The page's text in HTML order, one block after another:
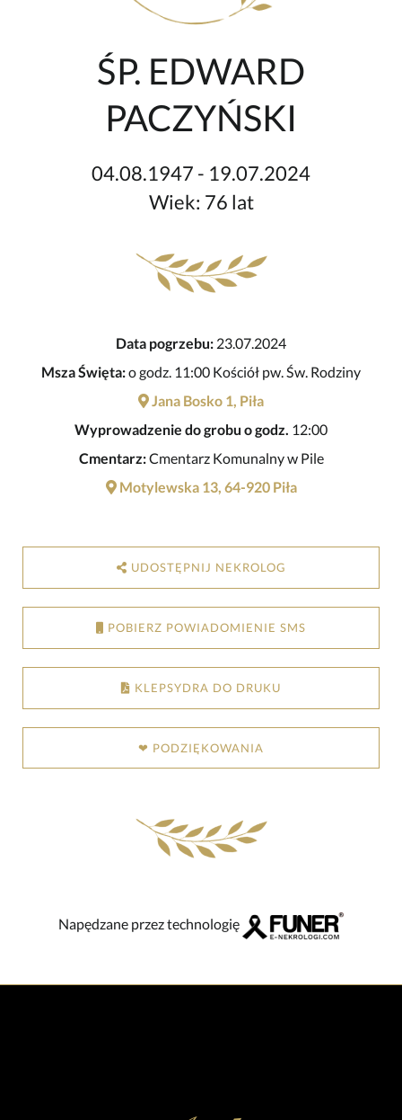
ŚP. EDWARD
PACZYŃSKI
04.08.1947 - 19.07.2024
Wiek: 76 lat
Data pogrzebu: 23.07.2024
Msza Święta:o godz. 11:00 Kościół pw. Św. Rodziny
Jana Bosko 1, Piła
Wyprowadzenie do grobu o godz. 12:00
Cmentarz:Cmentarz Komunalny w Pile
Motylewska 13, 64-920 Piła
UDOSTĘPNIJ NEKROLOG
POBIERZ POWIADOMIENIE SMS
KLEPSYDRA DO DRUKU
❤ PODZIĘKOWANIA
Napędzane przez technologię